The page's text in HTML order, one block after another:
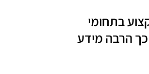
בתחומי
כך הרבה מידע